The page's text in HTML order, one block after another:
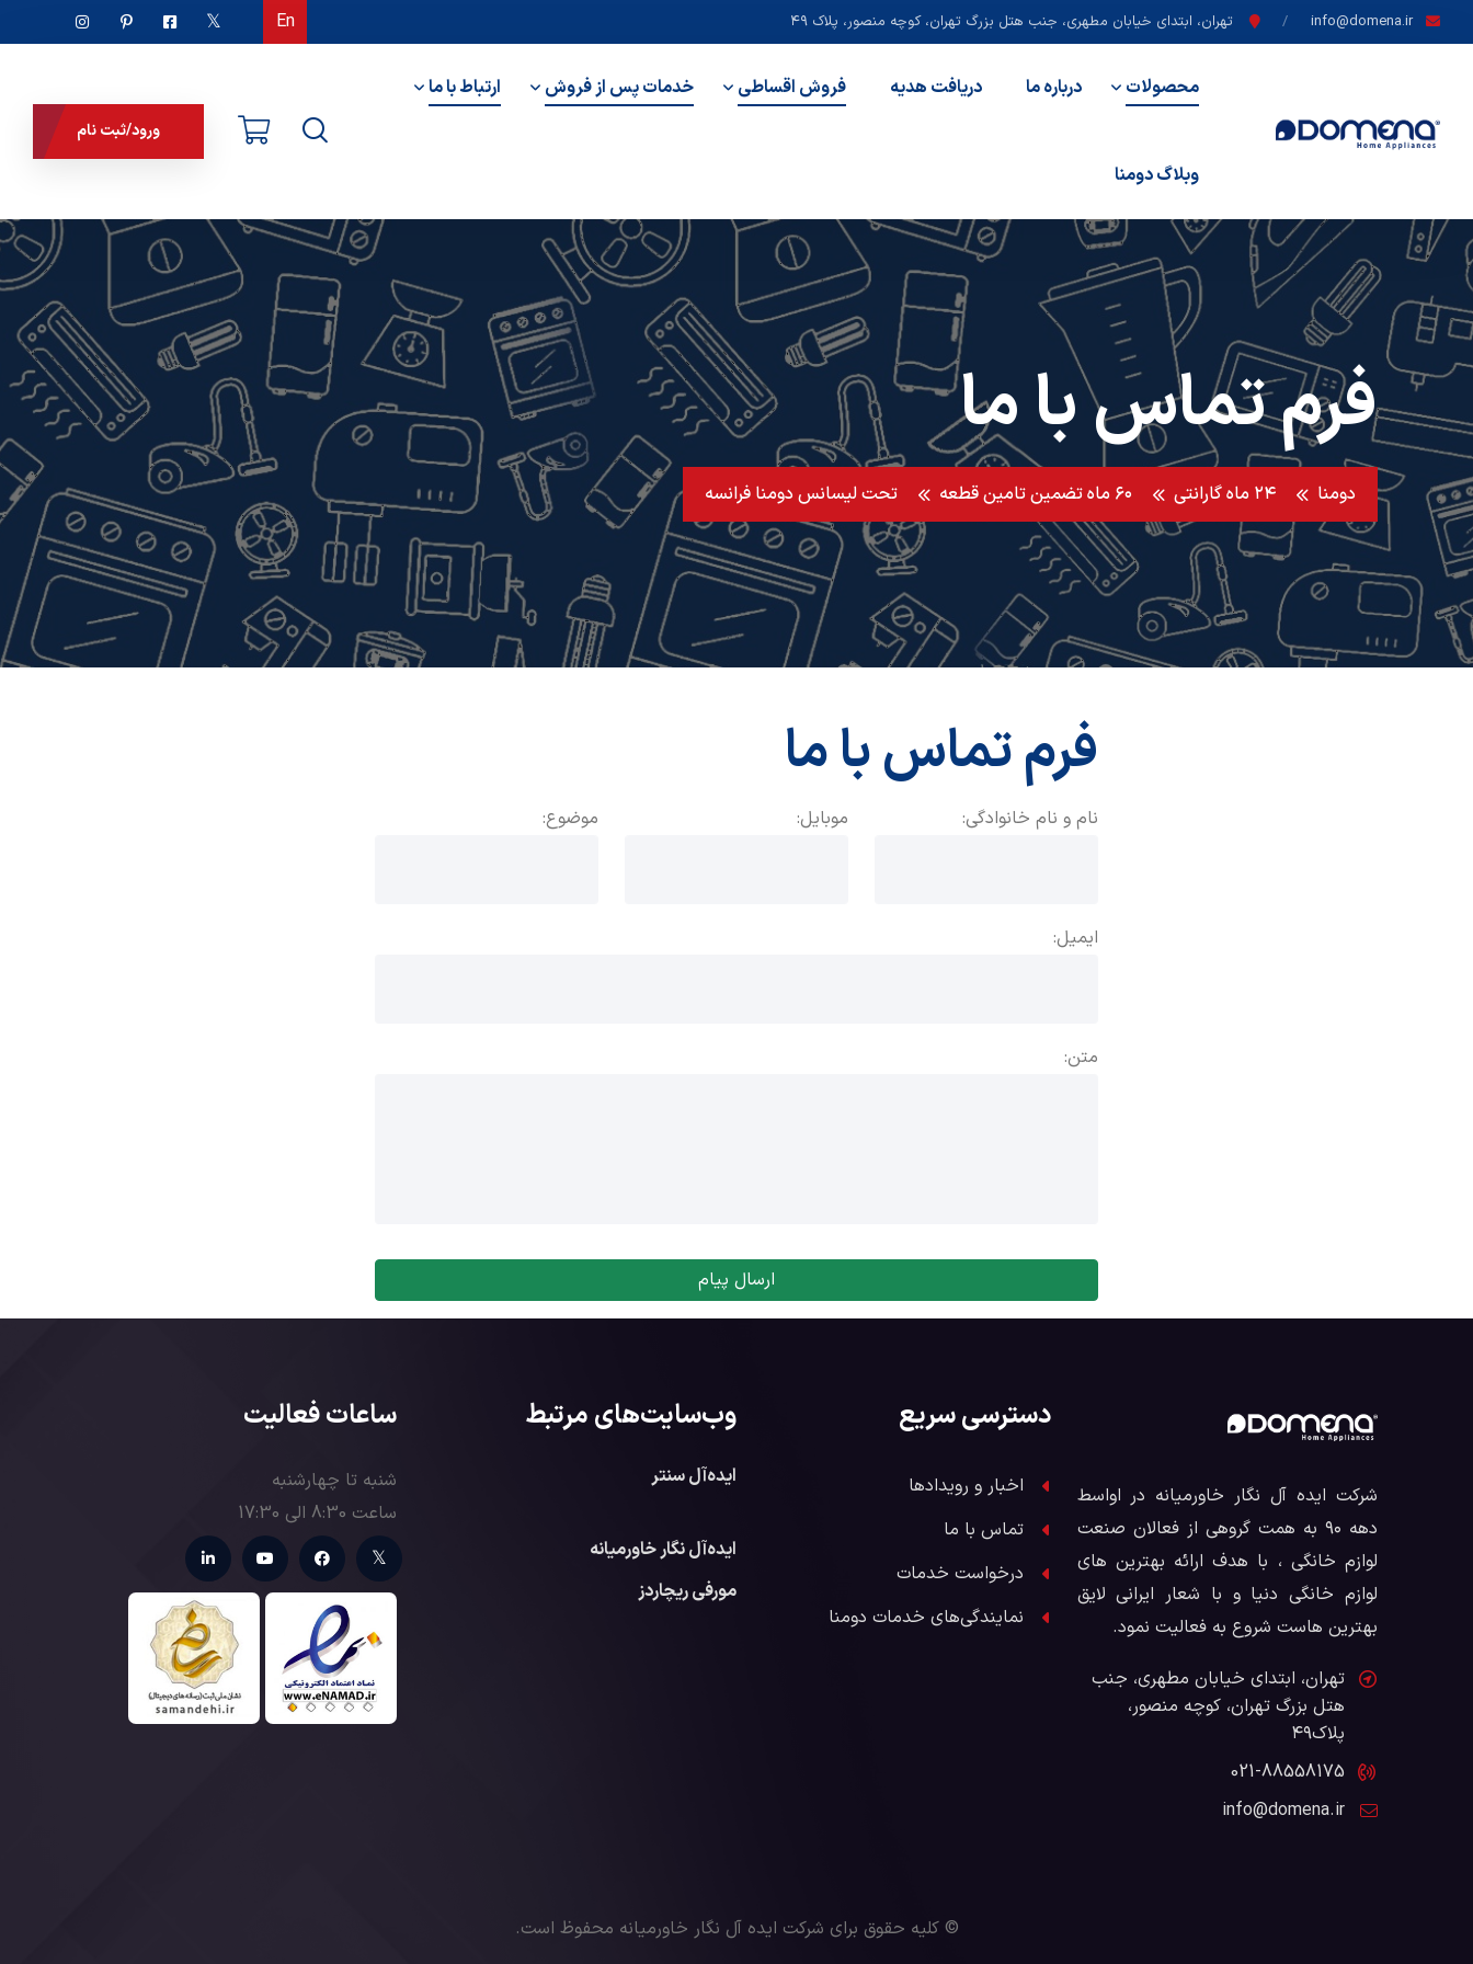
info@domena.ir تهران، ابتدای خیابان مطهری، جنب هتل بزرگ تهران، کوچه منصور، پلاک ۴۹ En
محصولات درباره ما دریافت هدیه فروش اقساطی خدمات پس از فروش ارتباط با ما
وبلاگ دومنا
ورود/ثبت نام
فرم تماس با ما
دومنا ۲۴ ماه گارانتی ۶۰ ماه تضمین تامین قطعه تحت لیسانس دومنا فرانسه
فرم تماس با ما
نام و نام خانوادگی: موبایل: موضوع:
ایمیل:
متن:
ارسال پیام
شرکت ایده آل نگار خاورمیانه در اواسط
دهه ۹۰ به همت گروهی از فعالان صنعت
لوازم خانگی ، با هدف ارائه بهترین های
لوازم خانگی دنیا و با شعار ایرانی لایق
بهترین هاست شروع به فعالیت نمود.
تهران، ابتدای خیابان مطهری، جنب
هتل بزرگ تهران، کوچه منصور،
پلاک۴۹
021-88558175
info@domena.ir
دسترسی سریع
اخبار و رویدادها
تماس با ما
درخواست خدمات
نمایندگی‌های خدمات دومنا
وب‌سایت‌های مرتبط
ایده‌آل سنتر
ایده‌آل نگار خاورمیانه
مورفی ریچاردز
ساعات فعالیت
شنبه تا چهارشنبه
ساعت 8:30 الی 17:30
© کلیه حقوق برای شرکت ایده آل نگار خاورمیانه محفوظ است.